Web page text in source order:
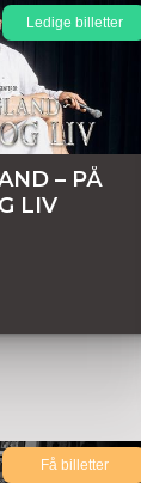
– PÅ
LIV
Ledige billetter
Få billetter